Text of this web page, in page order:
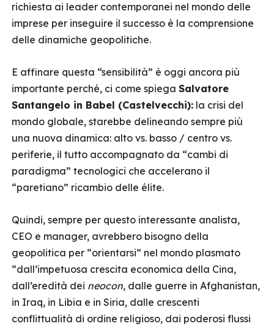
richiesta ai leader contemporanei nel mondo delle
imprese per inseguire il successo è la comprensione
delle dinamiche geopolitiche.
E affinare questa “sensibilità” è oggi ancora più
importante perché, ci come spiega Salvatore
Santangelo in Babel (Castelvecchi): la crisi del
mondo globale, starebbe delineando sempre più
una nuova dinamica: alto vs. basso / centro vs.
periferie, il tutto accompagnato da “cambi di
paradigma” tecnologici che accelerano il
“paretiano” ricambio delle élite.
Quindi, sempre per questo interessante analista,
CEO e manager, avrebbero bisogno della
geopolitica per “orientarsi” nel mondo plasmato
“dall’impetuosa crescita economica della Cina,
dall’eredità dei neocon, dalle guerre in Afghanistan,
in Iraq, in Libia e in Siria, dalle crescenti
conflittualità di ordine religioso, dai poderosi flussi